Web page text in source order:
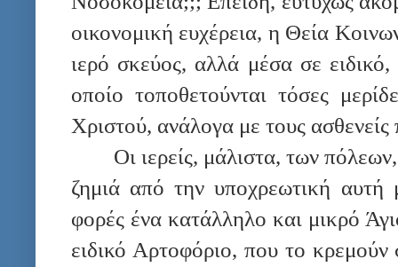
οικονομική ευχέρεια, η Θεία
ιερό σκεύος, αλλά μέσα σε
οποίο τοποθετούνται τόσες
Χριστού, ανάλογα με τους
Οι ιερείς, μάλιστα, των
ζημιά από την υποχρεωτική αυτή
φορές ένα κατάλληλο και μικρό
ειδικό Αρτοφόριο, που το κρεμούν